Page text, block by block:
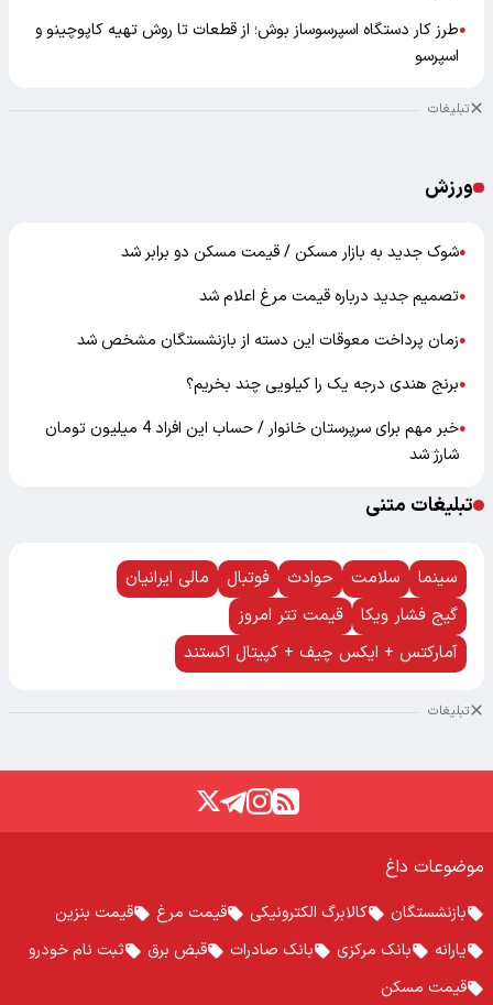
●طرز کار دستگاه اسپرسوساز بوش؛ از قطعات تا روش تهیه کاپوچینو و
اسپرسو
تبلیغات
ورزش
●شوک جدید به بازار مسکن / قیمت مسکن دو برابر شد
●تصمیم جدید درباره قیمت مرغ اعلام شد
●زمان پرداخت معوقات این دسته از بازنشستگان مشخص شد
●برنج هندی درجه یک را کیلویی چند بخریم؟
●
خبر مهم برای سرپرستان خانوار / حساب این افراد 4 میلیون تومان
شارژ شد
تبلیغات متنی
سینما سلامت حوادث فوتبال
مالی ایرانیان
گیج فشار ویکا
قیمت تتر امروز
آمارکتس + ایکس چیف + کپیتال اکستند
تبلیغات
موضوعات داغ
بازنشستگان کالابرگ الکترونیکی قیمت مرغ
قیمت بنزین
یارانه
بانک مرکزی بانک صادرات قبض برق
ثبت نام خودرو
قیمت مسکن